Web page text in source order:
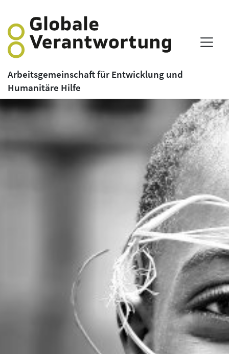
Arbeitsgemeinschaft für Entwicklung und
Humanitäre Hilfe